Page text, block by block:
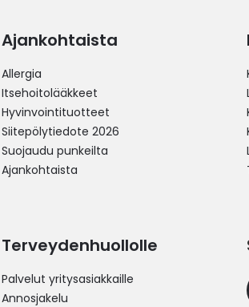
Ajankohtaista
Allergia
Itsehoitolääkkeet
Hyvinvointituotteet
Siitepölytiedote 2026
Suojaudu punkeilta
Ajankohtaista
Terveydenhuollolle
Palvelut yritysasiakkaille
Annosjakelu